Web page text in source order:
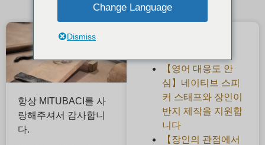
항상 MITUBACI를 사
랑해주셔서 감사합니
다.
【영어 대응도 안
심】네이티브 스피
커 스태프와 장인이
반지 제작을 지원합
니다
【장인의 관점에서
Change Language
Dismiss